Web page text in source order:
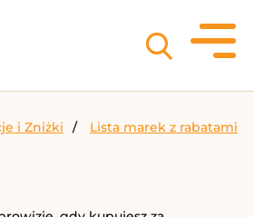
i Zniżki
Lista marek z rabatami